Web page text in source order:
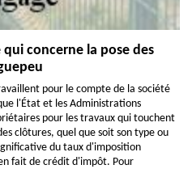
qui concerne la pose des
pour le compte de la société
l'État et les Administrations
pour les travaux qui touchent
clôtures, quel que soit son type ou
du taux d'imposition
fait de crédit d'impôt. Pour